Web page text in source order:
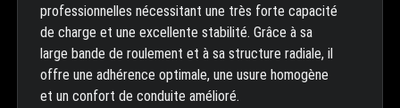
professionnelles nécessitant une très forte capacité
de charge et une excellente stabilité. Grâce à sa
large bande de roulement et à sa structure radiale, il
offre une adhérence optimale, une usure homogène
et un confort de conduite amélioré.